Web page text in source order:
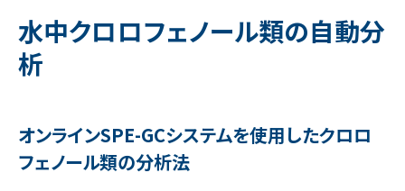
水中クロロフェノール類の自動分
析
オンラインSPE-GCシステムを使用したクロロ
フェノール類の分析法